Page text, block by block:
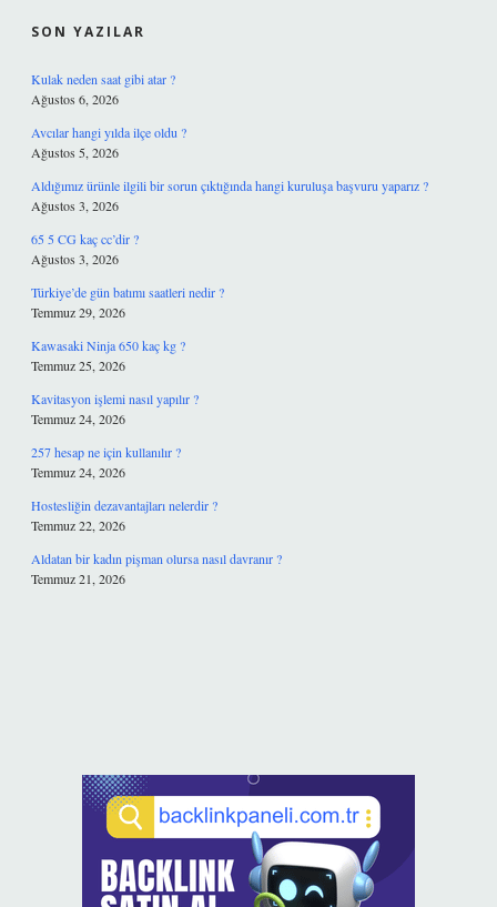
SON YAZILAR
Kulak neden saat gibi atar ?
Ağustos 6, 2026
Avcılar hangi yılda ilçe oldu ?
Ağustos 5, 2026
Aldığımız ürünle ilgili bir sorun çıktığında hangi kuruluşa başvuru yaparız ?
Ağustos 3, 2026
65 5 CG kaç cc’dir ?
Ağustos 3, 2026
Türkiye’de gün batımı saatleri nedir ?
Temmuz 29, 2026
Kawasaki Ninja 650 kaç kg ?
Temmuz 25, 2026
Kavitasyon işlemi nasıl yapılır ?
Temmuz 24, 2026
257 hesap ne için kullanılır ?
Temmuz 24, 2026
Hostesliğin dezavantajları nelerdir ?
Temmuz 22, 2026
Aldatan bir kadın pişman olursa nasıl davranır ?
Temmuz 21, 2026